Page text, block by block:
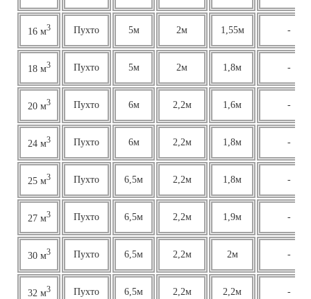
16 м3 Пухто 5м 2м 1,55м -
18 м3 Пухто 5м 2м 1,8м -
20 м3 Пухто 6м 2,2м 1,6м -
24 м3 Пухто 6м 2,2м 1,8м -
25 м3 Пухто 6,5м 2,2м 1,8м -
27 м3 Пухто 6,5м 2,2м 1,9м -
30 м3 Пухто 6,5м 2,2м 2м -
32 м3 Пухто 6,5м 2,2м 2,2м -